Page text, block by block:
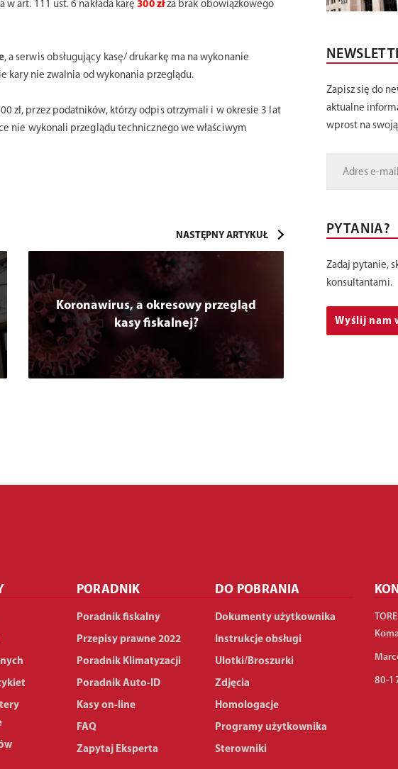
w art. 111 ust. 6 nakłada karę300 złza brak obowiązkowego
, a serwis obsługujący kasę/ drukarkę ma na wykonanie
kary nie zwalnia od wykonania przeglądu.
zł, przez podatników, którzy odpis otrzymali i w okresie 3 lat
nie wykonali przeglądu technicznego we właściwym
Koronawirus, a okresowy przegląd
kasy fiskalnej?
60 X 40 -
Orkiestry
Zapisz się do
aktualne
wprost na
PYTANIA?
Zadaj pytanie,
konsultantami.
Wyślij nam
PORADNIK
Poradnik fiskalny
Przepisy prawne 2022
Poradnik Klimatyzacji
Poradnik Auto-ID
Kasy on-line
FAQ
Zapytaj Eksperta
DO POBRANIA
Dokumenty użytkownika
Instrukcje obsługi
Ulotki/Broszurki
Zdjęcia
Homologacje
Programy użytkownika
Sterowniki
80-